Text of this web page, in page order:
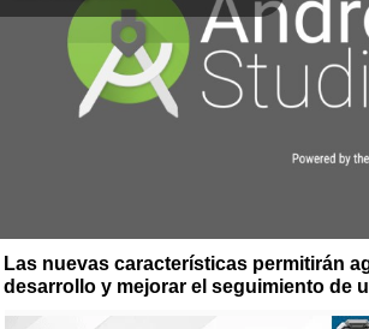
Las nuevas características permitirán
desarrollo y mejorar el seguimiento de